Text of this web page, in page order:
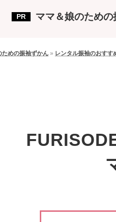
ママ＆娘のため
ための振袖ずかん » レンタル振袖のおすす